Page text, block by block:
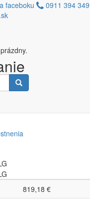
faceboku
0911 394 349
ST 61 LG
819,18 €